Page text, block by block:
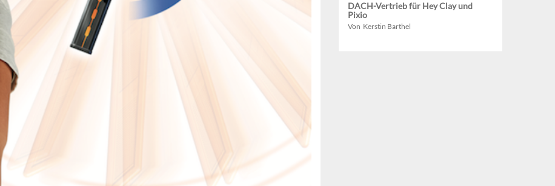
DACH-Vertrieb für Hey Clay und
Pixio
Von Kerstin Barthel